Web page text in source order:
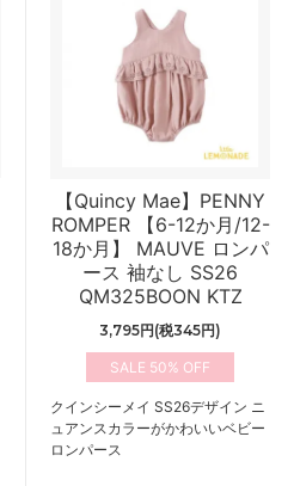
【Quincy Mae】PENNY
ROMPER 【6-12か月/12-
18か月】 MAUVE ロンパ
ース 袖なし SS26
QM325BOON KTZ
3,795円(税345円)
50%
クインシーメイ SS26デザイン ニ
ュアンスカラーがかわいいベビー
ロンパース